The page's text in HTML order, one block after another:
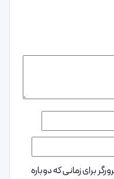
برای زمانی که دوباره